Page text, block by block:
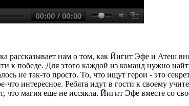
рассказывает нам о том, как Йигит Эфе и Атеш
к победе. Для этого каждой из команд нужно
не так-то просто. То, что ищут герои - это
что интересное. Ребята идут в гости к своему
что магия еще не иссякла. Йигит Эфе вместе со